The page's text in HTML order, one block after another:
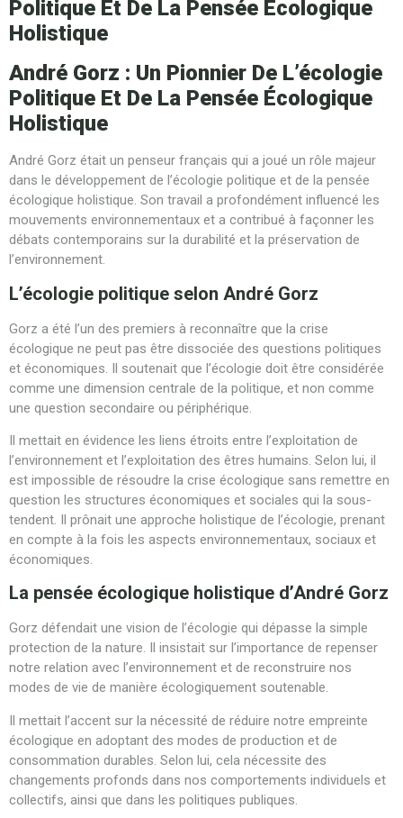
Politique Et De La Pensée Écologique
Holistique
André Gorz : Un Pionnier De L’écologie
Politique Et De La Pensée Écologique
Holistique
André Gorz était un penseur français qui a joué un rôle majeur
dans le développement de l’écologie politique et de la pensée
écologique holistique. Son travail a profondément influencé les
mouvements environnementaux et a contribué à façonner les
débats contemporains sur la durabilité et la préservation de
l’environnement.
L’écologie politique selon André Gorz
Gorz a été l’un des premiers à reconnaître que la crise
écologique ne peut pas être dissociée des questions politiques
et économiques. Il soutenait que l’écologie doit être considérée
comme une dimension centrale de la politique, et non comme
une question secondaire ou périphérique.
Il mettait en évidence les liens étroits entre l’exploitation de
l’environnement et l’exploitation des êtres humains. Selon lui, il
est impossible de résoudre la crise écologique sans remettre en
question les structures économiques et sociales qui la sous-
tendent. Il prônait une approche holistique de l’écologie, prenant
en compte à la fois les aspects environnementaux, sociaux et
économiques.
La pensée écologique holistique d’André Gorz
Gorz défendait une vision de l’écologie qui dépasse la simple
protection de la nature. Il insistait sur l’importance de repenser
notre relation avec l’environnement et de reconstruire nos
modes de vie de manière écologiquement soutenable.
Il mettait l’accent sur la nécessité de réduire notre empreinte
écologique en adoptant des modes de production et de
consommation durables. Selon lui, cela nécessite des
changements profonds dans nos comportements individuels et
collectifs, ainsi que dans les politiques publiques.